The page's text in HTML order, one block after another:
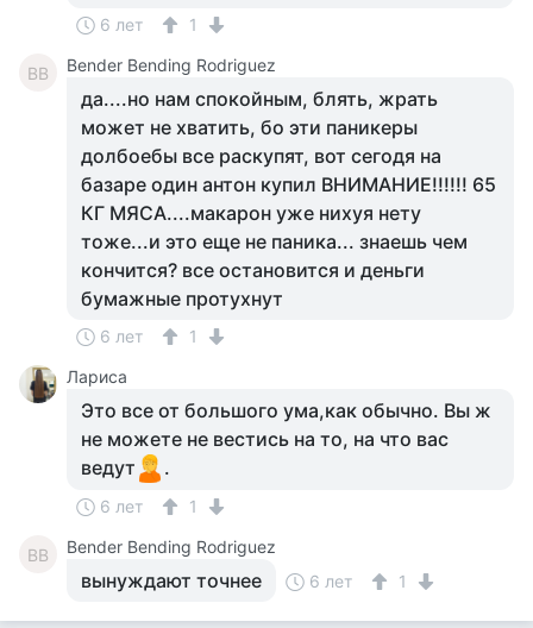
6 лет 1
BB Bender Bending Rodriguez
да....но нам спокойным, блять, жрать
может не хватить, бо эти паникеры
долбоебы все раскупят, вот сегодя на
базаре один антон купил ВНИМАНИЕ!!!!!! 65
КГ МЯСА....макарон уже нихуя нету
тоже...и это еще не паника... знаешь чем
кончится? все остановится и деньги
бумажные протухнут
6 лет
1
Лариса
Это все от большого ума,как обычно. Вы ж
не можете не вестись на то, на что вас
ведут
.
6 лет 1
BB Bender Bending Rodriguez
вынуждают точнее 6 лет 1